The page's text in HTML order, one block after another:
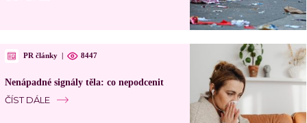
PR články | 8447
Nenápadné signály těla: co nepodcenit
ČÍST DÁLE